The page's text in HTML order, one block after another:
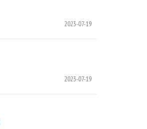
2023-07-19
2023-07-19